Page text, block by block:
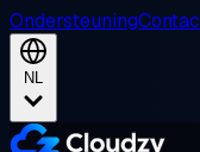
Ondersteuning
NL